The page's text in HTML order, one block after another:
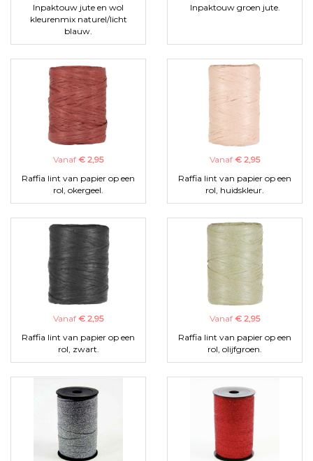
Inpaktouw jute en wol
kleurenmix naturel/licht
blauw.
Inpaktouw groen jute.
Vanaf € 2,95
Raffia lint van papier op een
rol, okergeel.
Vanaf € 2,95
Raffia lint van papier op een
rol, huidskleur.
Vanaf € 2,95
Raffia lint van papier op een
rol, zwart.
Vanaf € 2,95
Raffia lint van papier op een
rol, olijfgroen.